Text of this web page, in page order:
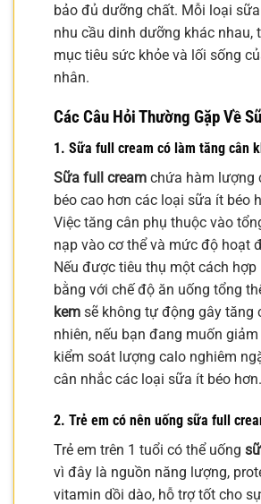
bảo đủ dưỡng chất. Mỗi loại
nhu cầu dinh dưỡng khác nhau,
mục tiêu sức khỏe và lối sống
nhân.
Các Câu Hỏi Thường Gặp Về
1. Sữa full cream có làm tăng cân
Sữa full cream chứa hàm lượng
béo cao hơn các loại sữa ít béo
Việc tăng cân phụ thuộc vào
nạp vào cơ thể và mức độ hoạt
Nếu được tiêu thụ một cách hợp
bằng với chế độ ăn uống tổng
kem sẽ không tự động gây tăng
nhiên, nếu bạn đang muốn
kiểm soát lượng calo nghiêm
cân nhắc các loại sữa ít béo hơn.
2. Trẻ em có nên uống sữa full
Trẻ em trên 1 tuổi có thể uống
vì đây là nguồn năng lượng,
vitamin dồi dào, hỗ trợ tốt cho